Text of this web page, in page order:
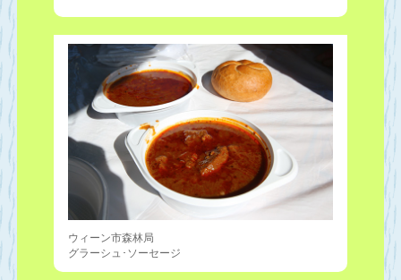
ウィーン市森林局
グラーシュ･ソーセージ